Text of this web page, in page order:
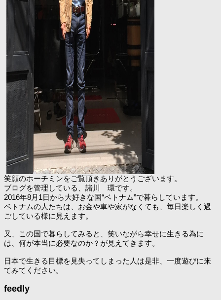
笑顔のホーチミンをご覧頂きありがとうございます。
ブログを管理している、諸川 環です。
2016年8月1日から大好きな国“ベトナム”で暮らしています。
ベトナムの人たちは、お金や車や家がなくても、毎日楽しく過
ごしている様に見えます。
又、この国で暮らしてみると、笑いながら幸せに生きる為に
は、何が本当に必要なのか？が見えてきます。
日本で生きる目標を見失ってしまった人は是非、一度遊びに来
てみてください。
feedly